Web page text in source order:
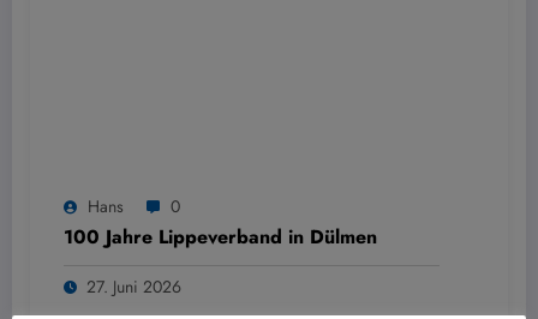
Hans 0
100 Jahre Lippeverband in Dülmen
27. Juni 2026